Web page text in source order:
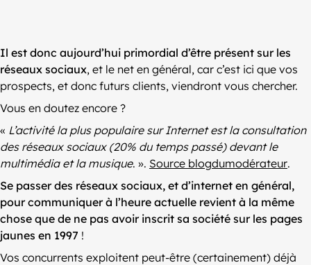
Il est donc aujourd’hui primordial d’être présent sur les
réseaux sociaux, et le net en général, car c’est ici que vos
prospects, et donc futurs clients, viendront vous chercher.
Vous en doutez encore ?
« L’activité la plus populaire sur Internet est la consultation
des réseaux sociaux (20% du temps passé) devant le
multimédia et la musique. ». Source blogdumodérateur.
Se passer des réseaux sociaux, et d’internet en général,
pour communiquer à l’heure actuelle revient à la même
chose que de ne pas avoir inscrit sa société sur les pages
jaunes en 1997 !
Vos concurrents exploitent peut-être (certainement) déjà